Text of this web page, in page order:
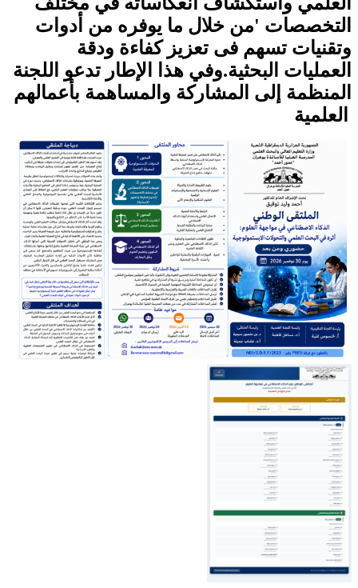
التخصصات 'من خلال ما يوفره من أدوات
وتقنيات تسهم فى تعزيز كفاءة ودقة
العمليات البحثية.وفي هذا الإطار تدعو اللجنة
المنظمة إلى المشاركة والمساهمة بأعمالهم
العلمية